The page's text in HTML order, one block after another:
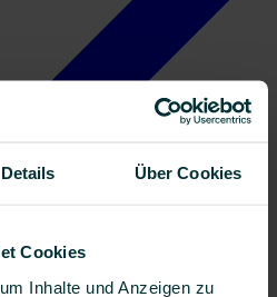
Details Über Cookies
Cookies
Inhalte und Anzeigen zu